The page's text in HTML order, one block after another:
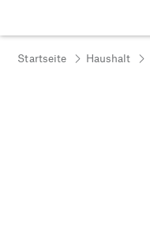
Startseite Haushalt